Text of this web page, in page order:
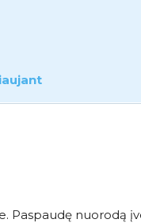
Paspaudę nuorodą